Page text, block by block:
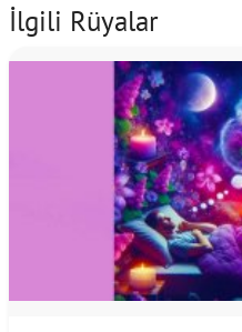
İlgili Rüyalar